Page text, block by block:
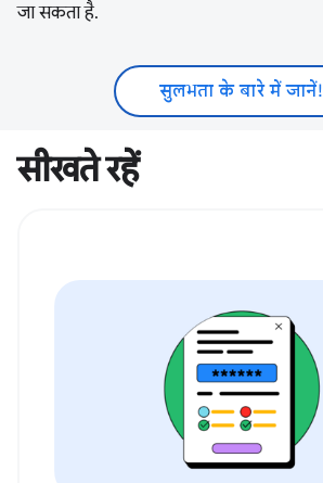
जा सकता है.
सुलभता के बारे में जानें!
सीखते रहें